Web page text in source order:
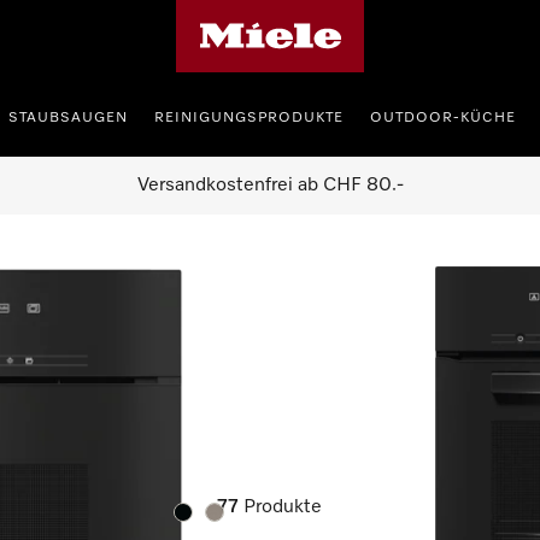
STAUBSAUGEN REINIGUNGSPRODUKTE OUTDOOR-KÜCHE
Versandkostenfrei ab CHF 80.-
77 Produkte
Farbe:Farbe: